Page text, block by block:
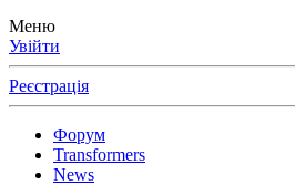
Меню
Увійти
Реєстрація
Форум
Transformers
News